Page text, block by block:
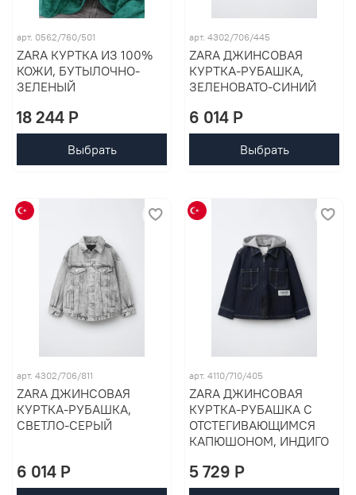
арт. 0562/760/501
ZARA КУРТКА ИЗ 100%
КОЖИ, БУТЫЛОЧНО-
ЗЕЛЕНЫЙ
18 244 P
Выбрать
арт. 4302/706/445
ZARA ДЖИНСОВАЯ
КУРТКА-РУБАШКА,
ЗЕЛЕНОВАТО-СИНИЙ
6 014 P
Выбрать
арт. 4302/706/811
ZARA ДЖИНСОВАЯ
КУРТКА-РУБАШКА,
СВЕТЛО-СЕРЫЙ
6 014 P
арт. 4110/710/405
ZARA ДЖИНСОВАЯ
КУРТКА-РУБАШКА С
ОТСТЕГИВАЮЩИМСЯ
КАПЮШОНОМ, ИНДИГО
5 729 P